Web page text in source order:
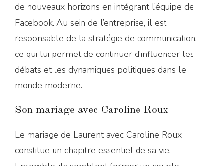
de nouveaux horizons en intégrant l’équipe de
Facebook. Au sein de l’entreprise, il est
responsable de la stratégie de communication,
ce qui lui permet de continuer d’influencer les
débats et les dynamiques politiques dans le
monde moderne.
Son mariage avec Caroline Roux
Le mariage de Laurent avec Caroline Roux
constitue un chapitre essentiel de sa vie.